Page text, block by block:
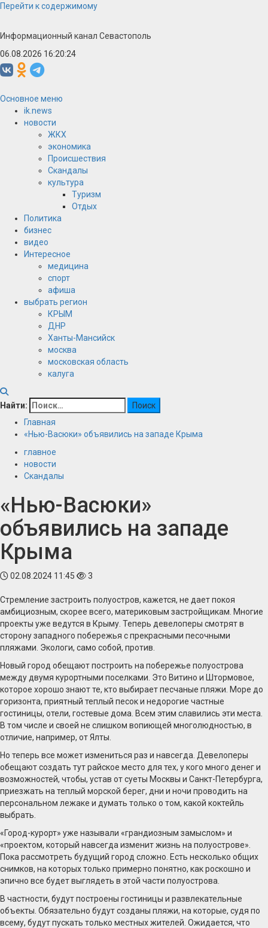
Перейти к содержимому
Информационный канал Севастополь
06.08.2026 16:20:25
Основное меню
ik.news
новости
ЖКХ
экономика
Происшествия
Скандалы
культура
Туризм
Отдых
Политика
бизнес
видео
Интересное
медицина
спорт
афиша
выбрать регион
КРЫМ
ДНР
Ханты-Мансийск
москва
московская область
калуга
Найти:
Главная
«Нью-Васюки» объявились на западе Крыма
главное
новости
Скандалы
«Нью-Васюки»
объявились на западе
Крыма
02.08.2024 11:45 3
Стремление застроить полуостров, кажется, не дает покоя
амбициозным, скорее всего, материковым застройщикам. Многие
проекты уже ведутся в Крыму. Теперь девелоперы смотрят в
сторону западного побережья с прекрасными песочными
пляжами. Экологи, само собой, против.
Новый город обещают построить на побережье полуострова
между двумя курортными поселками. Это Витино и Штормовое,
которое хорошо знают те, кто выбирает песчаные пляжи. Море до
горизонта, приятный теплый песок и недорогие частные
гостиницы, отели, гостевые дома. Всем этим славились эти места.
В том числе и своей не слишком вопиющей многолюдностью, в
отличие, например, от Ялты.
Но теперь все может измениться раз и навсегда. Девелоперы
обещают создать тут райское место для тех, у кого много денег и
возможностей, чтобы, устав от суеты Москвы и Санкт-Петербурга,
приезжать на теплый морской берег, дни и ночи проводить на
персональном лежаке и думать только о том, какой коктейль
выбрать.
«Город-курорт» уже называли «грандиозным замыслом» и
«проектом, который навсегда изменит жизнь на полуострове».
Пока рассмотреть будущий город сложно. Есть несколько общих
снимков, на которых только примерно понятно, как роскошно и
эпично все будет выглядеть в этой части полуострова.
В частности, будут построены гостиницы и развлекательные
объекты. Обязательно будут созданы пляжи, на которые, судя по
всему, будут пускать только местных жителей. Ожидается, что